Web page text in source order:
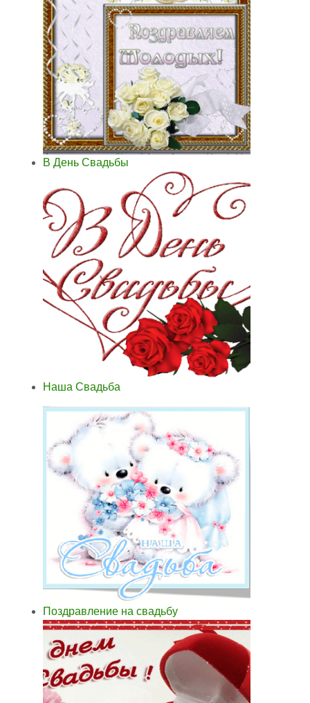
В День Свадьбы
Наша Свадьба
Поздравление на свадьбу